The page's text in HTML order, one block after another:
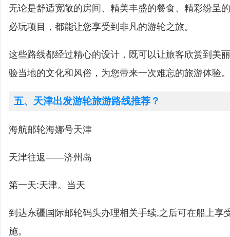
无论是舒适宽敞的房间、精美丰盛的餐食、精彩纷呈
必玩项目，都能让您享受到非凡的游轮之旅。
这些路线都经过精心的设计，既可以让旅客欣赏到美
验当地的文化和风俗，为您带来一次难忘的旅游体验。
五、天津出发游轮旅游路线推荐？
海航邮轮海娜号天津
天津往返——济州岛
第一天:天津。当天
到达东疆国际邮轮码头办理相关手续,之后可在船上享
施。